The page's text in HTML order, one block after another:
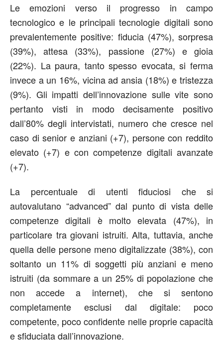
Le emozioni verso il progresso in campo
tecnologico e le principali tecnologie digitali sono
prevalentemente positive: fiducia (47%), sorpresa
(39%), attesa (33%), passione (27%) e gioia
(22%). La paura, tanto spesso evocata, si ferma
invece a un 16%, vicina ad ansia (18%) e tristezza
(9%). Gli impatti dell’innovazione sulle vite sono
pertanto visti in modo decisamente positivo
dall’80% degli intervistati, numero che cresce nel
caso di senior e anziani (+7), persone con reddito
elevato (+7) e con competenze digitali avanzate
(+7).
La percentuale di utenti fiduciosi che si
autovalutano “advanced” dal punto di vista delle
competenze digitali è molto elevata (47%), in
particolare tra giovani istruiti. Alta, tuttavia, anche
quella delle persone meno digitalizzate (38%), con
soltanto un 11% di soggetti più anziani e meno
istruiti (da sommare a un 25% di popolazione che
non accede a internet), che si sentono
completamente esclusi dal digitale: poco
competente, poco confidente nelle proprie capacità
e sfiduciata dall’innovazione.